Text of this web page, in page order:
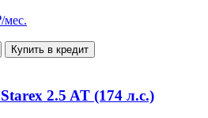
мес.
Купить в кредит
2.5 AT (174 л.с.)